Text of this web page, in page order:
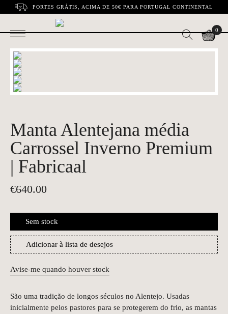
PORTES GRÁTIS, ACIMA DE 50€ PARA PORTUGAL CONTINENTAL
0
Manta Alentejana média
Carrossel Inverno Premium
| Fabricaal
€640.00
Sem stock
Adicionar à lista de desejos
Avise-me quando houver stock
São uma tradição de longos séculos no Alentejo. Usadas
inicialmente pelos pastores para se protegerem do frio, as mantas